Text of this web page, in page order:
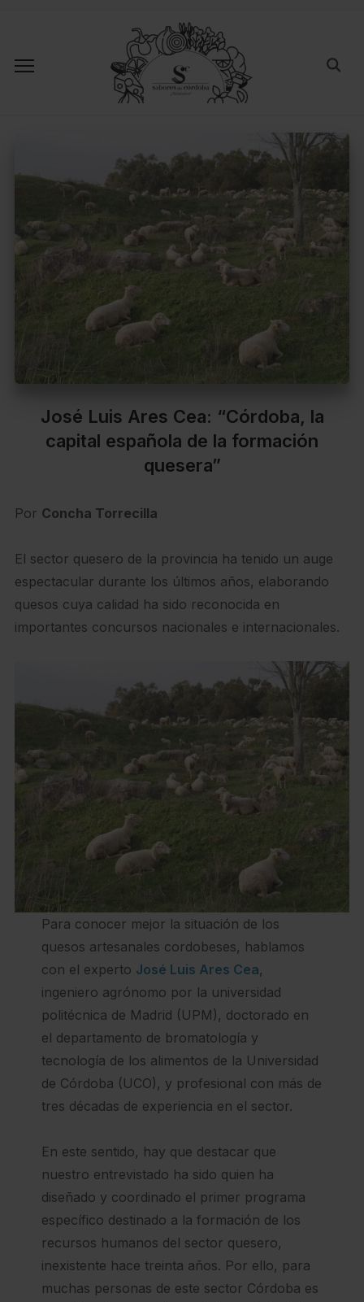
José Luis Ares Cea: “Córdoba, la
capital española de la formación
quesera”
Por Concha Torrecilla
El sector quesero de la provincia ha tenido un auge
espectacular durante los últimos años, elaborando
quesos cuya calidad ha sido reconocida en
importantes concursos nacionales e internacionales.
Para conocer mejor la situación de los
quesos artesanales cordobeses, hablamos
con el experto José Luis Ares Cea,
ingeniero agrónomo por la universidad
politécnica de Madrid (UPM), doctorado en
el departamento de bromatología y
tecnología de los alimentos de la Universidad
de Córdoba (UCO), y profesional con más de
tres décadas de experiencia en el sector.
En este sentido, hay que destacar que
nuestro entrevistado ha sido quien ha
diseñado y coordinado el primer programa
específico destinado a la formación de los
recursos humanos del sector quesero,
inexistente hace treinta años. Por ello, para
muchas personas de este sector Córdoba es